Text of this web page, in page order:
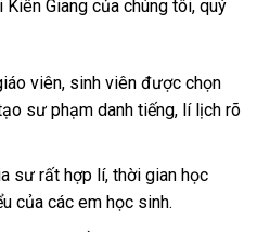
Giang của chúng tôi, quý
viên, sinh viên được chọn
sư phạm danh tiếng, lí lịch rõ
sư rất hợp lí, thời gian học
của các em học sinh.